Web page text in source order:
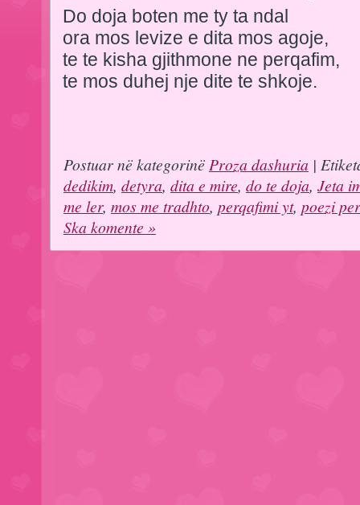
Do doja boten me ty ta ndal
ora mos levize e dita mos agoje,
te te kisha gjithmone ne perqafim,
te mos duhej nje dite te shkoje.
Postuar në kategorinë Proza dashuria |
dedikim, detyra, dita e mire, do te doja, Jeta
me ler, mos me tradhto, perqafimi yt, poezi
Ska komente »